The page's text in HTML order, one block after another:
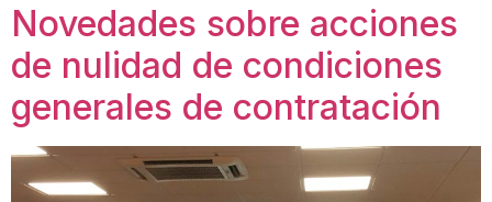
Novedades sobre acciones
de nulidad de condiciones
generales de contratación